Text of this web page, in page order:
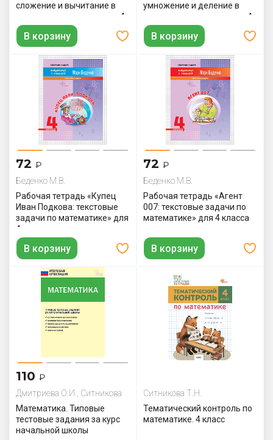
cложение и вычитание в
пределах миллиона» для 4
класса
В корзину
умножение и деление в
пределах миллиона» для 4
класса
В корзину
72 ₽
Беденко М.В.
Рабочая тетрадь «Купец
Иван Подкова: текстовые
задачи по математике» для
4 класса
В корзину
72 ₽
Беденко М.В.
Рабочая тетрадь «Агент
007: текстовые задачи по
математике» для 4 класса
В корзину
110 ₽
Дмитриева О.И., Ситникова
Т.Н.
Математика. Типовые
тестовые задания за курс
начальной школы
Ситникова Т.Н.
Тематический контроль по
математике. 4 класс